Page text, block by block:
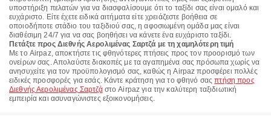
υποστήριξη πελατών για να διασφαλίσουμε ότι το ταξίδι σας είναι ομαλό και
ευχάριστο. Είτε έχετε ειδικά αιτήματα είτε χρειάζεστε βοήθεια σε
οποιοδήποτε στάδιο του ταξιδιού σας, η αφοσιωμένη ομάδα μας είναι
διαθέσιμη 24/7 για να σας βοηθήσει να κάνετε ένα ευχάριστο ταξίδι.
Πετάξτε προς Διεθνής Αερολιμένας Σαρτζά με τη χαμηλότερη τιμή
Με το Airpaz, αποκτήστε τις φθηνότερες πτήσεις προς τον προορισμό των
ονείρων σας. Απολαύστε διακοπές με τα αγαπημένα σας πρόσωπα χωρίς να
ανησυχείτε για τον προϋπολογισμό σας, καθώς η Airpaz προσφέρει πολλές
ειδικές προσφορές για εσάς. Κάντε κράτηση για το φθηνό σαςπτήση προς
Διεθνής Αερολιμένας Σαρτζάστο Airpaz για την καλύτερη ταξιδιωτική
εμπειρία και ασυναγώνιστες εξοικονομήσεις.